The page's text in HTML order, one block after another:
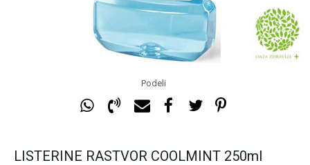
Podeli
LISTERINE RASTVOR COOLMINT 250ml